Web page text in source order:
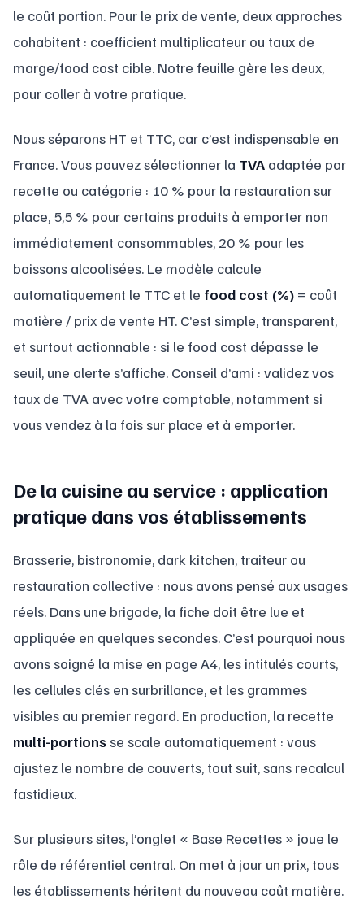
le coût portion. Pour le prix de vente, deux approches
cohabitent : coefficient multiplicateur ou taux de
marge/food cost cible. Notre feuille gère les deux,
pour coller à votre pratique.
Nous séparons HT et TTC, car c’est indispensable en
France. Vous pouvez sélectionner la TVA adaptée par
recette ou catégorie : 10 % pour la restauration sur
place, 5,5 % pour certains produits à emporter non
immédiatement consommables, 20 % pour les
boissons alcoolisées. Le modèle calcule
automatiquement le TTC et le food cost (%) = coût
matière / prix de vente HT. C’est simple, transparent,
et surtout actionnable : si le food cost dépasse le
seuil, une alerte s’affiche. Conseil d’ami : validez vos
taux de TVA avec votre comptable, notamment si
vous vendez à la fois sur place et à emporter.
De la cuisine au service : application
pratique dans vos établissements
Brasserie, bistronomie, dark kitchen, traiteur ou
restauration collective : nous avons pensé aux usages
réels. Dans une brigade, la fiche doit être lue et
appliquée en quelques secondes. C’est pourquoi nous
avons soigné la mise en page A4, les intitulés courts,
les cellules clés en surbrillance, et les grammes
visibles au premier regard. En production, la recette
multi-portionsse scale automatiquement : vous
ajustez le nombre de couverts, tout suit, sans recalcul
fastidieux.
Sur plusieurs sites, l’onglet « Base Recettes » joue le
rôle de référentiel central. On met à jour un prix, tous
les établissements héritent du nouveau coût matière.